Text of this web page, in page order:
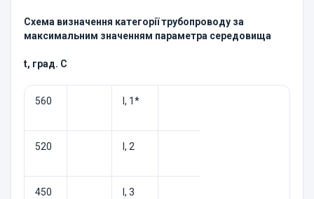
Схема визначення категорії трубопроводу за
максимальним значенням параметра середовища
t, град. C
560 I, 1*
520 I, 2
450 I, 3